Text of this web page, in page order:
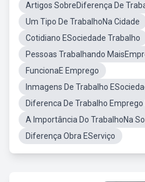
Artigos SobreDiferença De
Um Tipo De TrabalhoNa Cidade
Cotidiano ESociedade Trabalho
Pessoas Trabalhando
FuncionaE Emprego
Inmagens De Trabalho
Diferenca De Trabalho Emprego
A Importância Do TrabalhoNa
Diferença Obra EServiço